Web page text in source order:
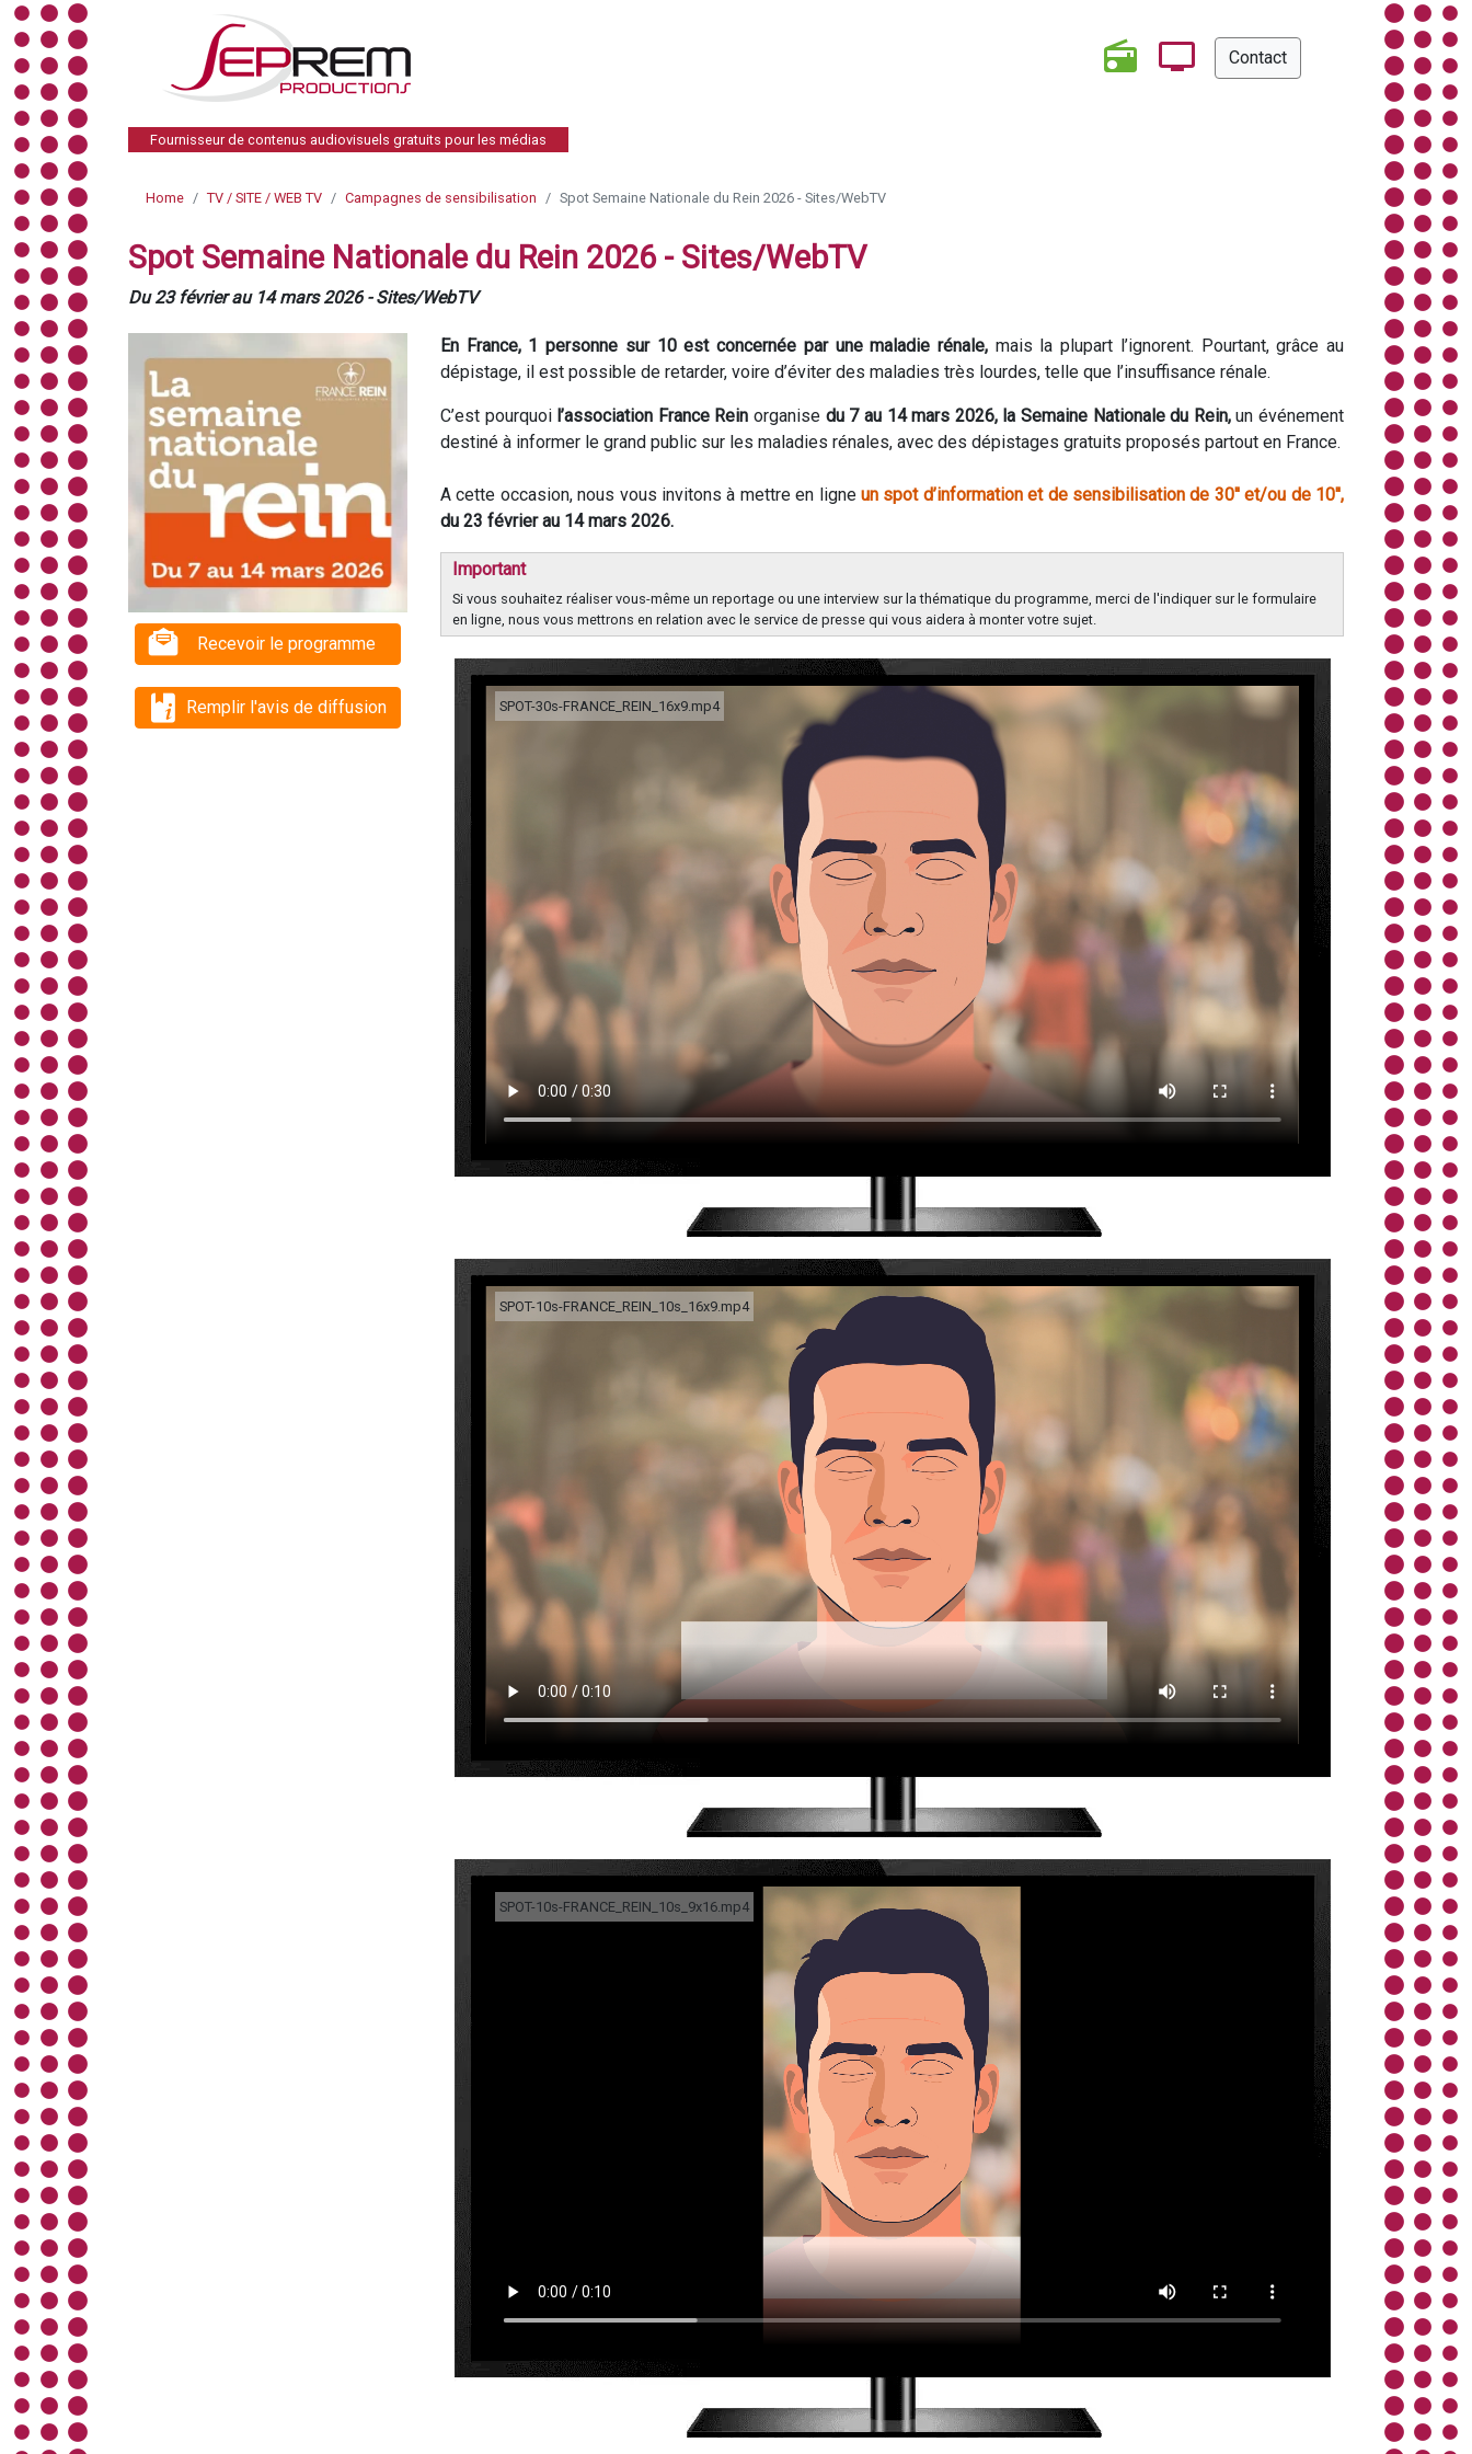
Contact
Fournisseur de contenus audiovisuels gratuits pour les médias
Home TV / SITE / WEB TV Campagnes de sensibilisation Spot Semaine Nationale du Rein 2026 - Sites/WebTV
Spot Semaine Nationale du Rein 2026 - Sites/WebTV
Du 23 février au 14 mars 2026 - Sites/WebTV
Recevoir le programme
Remplir l'avis de diffusion
En France, 1 personne sur 10 est concernée par une maladie rénale, mais la plupart l’ignorent. Pourtant, grâce au
dépistage, il est possible de retarder, voire d’éviter des maladies très lourdes, telle que l’insuffisance rénale.
C’est pourquoi l’association France Reinorganise du 7 au 14 mars 2026, la Semaine Nationale du Rein,un événement
destiné à informer le grand public sur les maladies rénales, avec des dépistages gratuits proposés partout en France.
A cette occasion, nous vous invitons à mettre en ligne un spot d’information et de sensibilisation de 30'' et/ou de 10'',
du 23 février au 14 mars 2026.
Important
Si vous souhaitez réaliser vous-même un reportage ou une interview sur la thématique du programme, merci de l'indiquer sur le formulaire
en ligne, nous vous mettrons en relation avec le service de presse qui vous aidera à monter votre sujet.
SPOT-30s-FRANCE_REIN_16x9.mp4
SPOT-10s-FRANCE_REIN_10s_16x9.mp4
SPOT-10s-FRANCE_REIN_10s_9x16.mp4